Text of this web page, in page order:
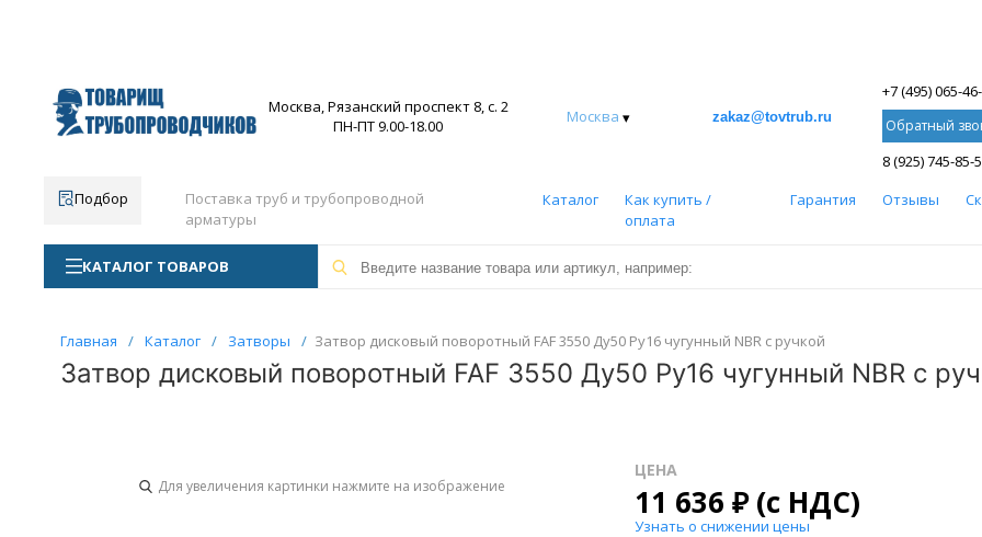
Москва, Рязанский проспект 8, с. 2
ПН-ПТ 9.00-18.00
Москва ▾ zakaz@tovtrub.ru
+7 (495) 065-
Обратный
8 (925) 745-85-
Подбор
Поставка труб и трубопроводной
арматуры
Каталог
Как купить /
оплата
Гарантия Отзывы
КАТАЛОГ ТОВАРОВ
Главная / Каталог / Затворы / Затвор дисковый поворотный FAF 3550 Ду50 Ру16 чугунный NBR с ручкой
Затвор дисковый поворотный FAF 3550 Ду50 Ру16 чугунный NBR с
Для увеличения картинки нажмите на изображение
ЦЕНА
11 636₽(с НДС)
Узнать о снижении цены